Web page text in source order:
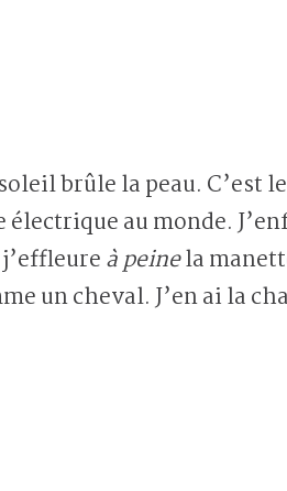
brûle la peau. C’est
au monde.
à peinela
un cheval. J’en ai la